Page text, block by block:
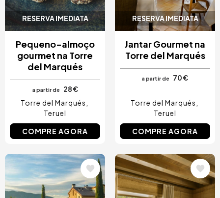
RESERVA IMEDIATA
Pequeno-almoço
gourmet na Torre
del Marqués
a partir de
28 €
Torre del Marqués
Teruel
COMPRE AGORA
RESERVA IMEDIATA
Jantar Gourmet na
Torre del Marqués
a partir de 70 €
Torre del Marqués
Teruel
COMPRE AGORA
Imagem Imagem